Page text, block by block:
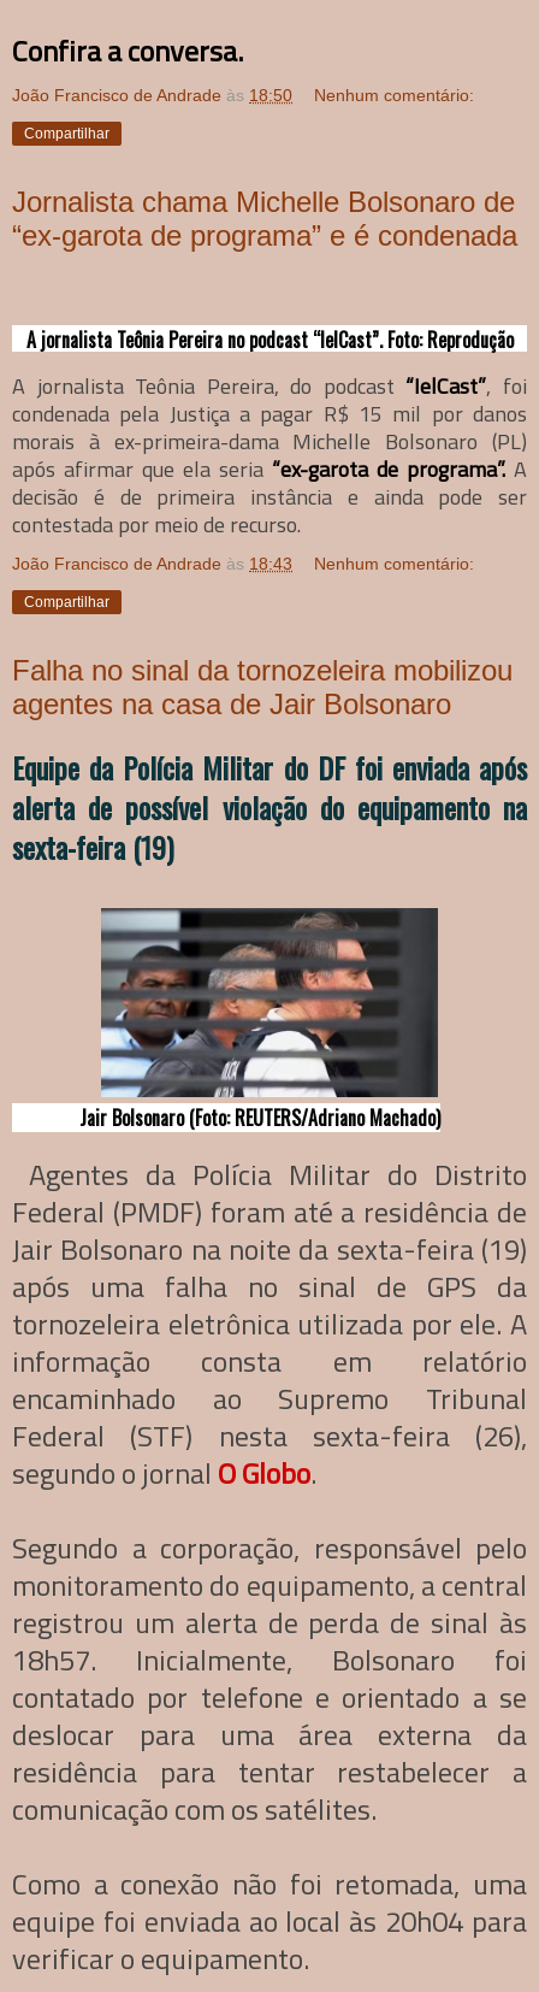
Confira a conversa.
João Francisco de Andrade às 18:50 Nenhum comentário:
Compartilhar
Jornalista chama Michelle Bolsonaro de
“ex-garota de programa” e é condenada
A jornalista Teônia Pereira no podcast “IelCast”. Foto: Reprodução
A jornalista Teônia Pereira, do podcast “IelCast”, foi
condenada pela Justiça a pagar R$ 15 mil por danos
morais à ex-primeira-dama Michelle Bolsonaro (PL)
após afirmar que ela seria “ex-garota de programa”. A
decisão é de primeira instância e ainda pode ser
contestada por meio de recurso.
João Francisco de Andrade às 18:43 Nenhum comentário:
Compartilhar
Falha no sinal da tornozeleira mobilizou
agentes na casa de Jair Bolsonaro
Equipe da Polícia Militar do DF foi enviada após
alerta de possível violação do equipamento na
sexta-feira (19)
Jair Bolsonaro (Foto: REUTERS/Adriano Machado)
Agentes da Polícia Militar do Distrito
Federal (PMDF) foram até a residência de
Jair Bolsonaro na noite da sexta-feira (19)
após uma falha no sinal de GPS da
tornozeleira eletrônica utilizada por ele. A
informação consta em relatório
encaminhado ao Supremo Tribunal
Federal (STF) nesta sexta-feira (26),
segundo o jornal O Globo.
Segundo a corporação, responsável pelo
monitoramento do equipamento, a central
registrou um alerta de perda de sinal às
18h57. Inicialmente, Bolsonaro foi
contatado por telefone e orientado a se
deslocar para uma área externa da
residência para tentar restabelecer a
comunicação com os satélites.
Como a conexão não foi retomada, uma
equipe foi enviada ao local às 20h04 para
verificar o equipamento.